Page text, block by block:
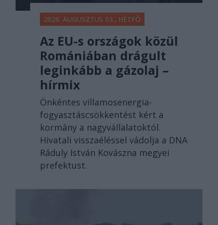
2026. AUGUSZTUS 03., HÉTFŐ
Az EU-s országok közül
Romániában drágult
leginkább a gázolaj –
hírmix
Önkéntes villamosenergia-
fogyasztáscsökkentést kért a
kormány a nagyvállalatoktól.
Hivatali visszaéléssel vádolja a DNA
Ráduly István Kovászna megyei
prefektust.